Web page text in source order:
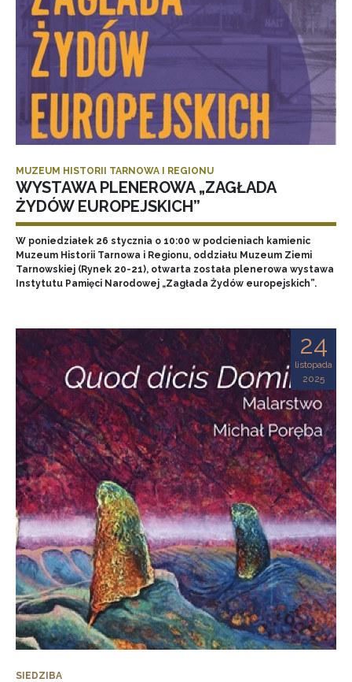
MUZEUM HISTORII TARNOWA I REGIONU
WYSTAWA PLENEROWA „ZAGŁADA
ŻYDÓW EUROPEJSKICH”
W poniedziałek 26 stycznia o 10:00 w podcieniach kamienic
Muzeum Historii Tarnowa i Regionu, oddziału Muzeum Ziemi
Tarnowskiej (Rynek 20-21), otwarta została plenerowa wystawa
Instytutu Pamięci Narodowej „Zagłada Żydów europejskich”.
24
listopada
2025
SIEDZIBA